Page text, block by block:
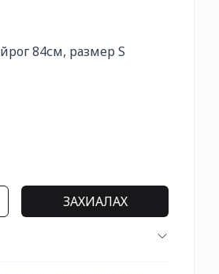
84см, размер S
ЗАХИАЛАХ